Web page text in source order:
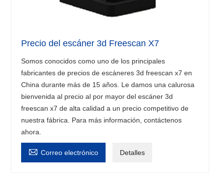
Precio del escáner 3d Freescan X7
Somos conocidos como uno de los principales
fabricantes de precios de escáneres 3d freescan x7 en
China durante más de 15 años. Le damos una calurosa
bienvenida al precio al por mayor del escáner 3d
freescan x7 de alta calidad a un precio competitivo de
nuestra fábrica. Para más información, contáctenos
ahora.
 Correo electrónico Detalles